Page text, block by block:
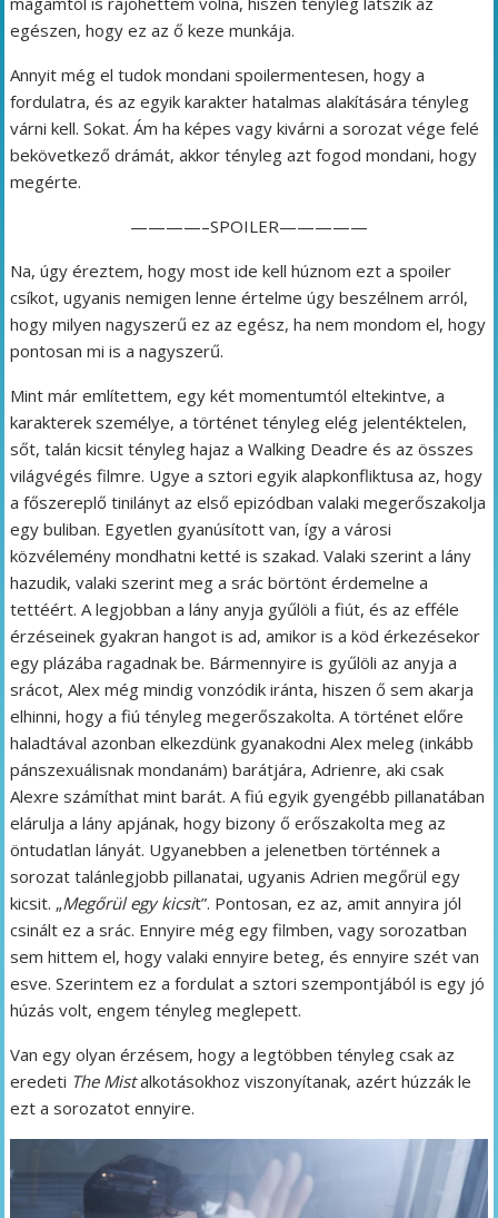
egészen, hogy ez az ő keze munkája.
Annyit még el tudok mondani spoilermentesen, hogy a
fordulatra, és az egyik karakter hatalmas alakítására tényleg
várni kell. Sokat. Ám ha képes vagy kivárni a sorozat vége felé
bekövetkező drámát, akkor tényleg azt fogod mondani, hogy
megérte.
————–SPOILER—————
Na, úgy éreztem, hogy most ide kell húznom ezt a spoiler
csíkot, ugyanis nemigen lenne értelme úgy beszélnem arról,
hogy milyen nagyszerű ez az egész, ha nem mondom el, hogy
pontosan mi is a nagyszerű.
Mint már említettem, egy két momentumtól eltekintve, a
karakterek személye, a történet tényleg elég jelentéktelen,
sőt, talán kicsit tényleg hajaz a Walking Deadre és az összes
világvégés filmre. Ugye a sztori egyik alapkonfliktusa az, hogy
a főszereplő tinilányt az első epizódban valaki megerőszakolja
egy buliban. Egyetlen gyanúsított van, így a városi
közvélemény mondhatni ketté is szakad. Valaki szerint a lány
hazudik, valaki szerint meg a srác börtönt érdemelne a
tettéért. A legjobban a lány anyja gyűlöli a fiút, és az efféle
érzéseinek gyakran hangot is ad, amikor is a köd érkezésekor
egy plázába ragadnak be. Bármennyire is gyűlöli az anyja a
srácot, Alex még mindig vonzódik iránta, hiszen ő sem akarja
elhinni, hogy a fiú tényleg megerőszakolta. A történet előre
haladtával azonban elkezdünk gyanakodni Alex meleg (inkább
pánszexuálisnak mondanám) barátjára, Adrienre, aki csak
Alexre számíthat mint barát. A fiú egyik gyengébb pillanatában
elárulja a lány apjának, hogy bizony ő erőszakolta meg az
öntudatlan lányát. Ugyanebben a jelenetben történnek a
sorozat talánlegjobb pillanatai, ugyanis Adrien megőrül egy
kicsit. „Megőrül egy kicsit”. Pontosan, ez az, amit annyira jól
csinált ez a srác. Ennyire még egy filmben, vagy sorozatban
sem hittem el, hogy valaki ennyire beteg, és ennyire szét van
esve. Szerintem ez a fordulat a sztori szempontjából is egy jó
húzás volt, engem tényleg meglepett.
Van egy olyan érzésem, hogy a legtöbben tényleg csak az
eredeti The Mistalkotásokhoz viszonyítanak, azért húzzák le
ezt a sorozatot ennyire.